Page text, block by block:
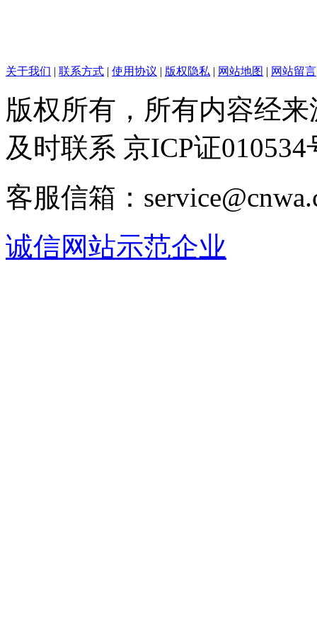
关于我们 | 联系方式 | 使用协议 | 版权隐私 | 网站地图 | 网站留言
版权所有，所有内容经
及时联系 京ICP证010534
客服信箱：
诚信网站示范企业